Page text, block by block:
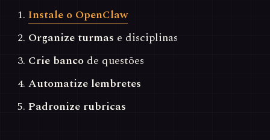
Instale o OpenClaw
Organize turmas e disciplinas
Crie banco de questões
Automatize lembretes
Padronize rubricas